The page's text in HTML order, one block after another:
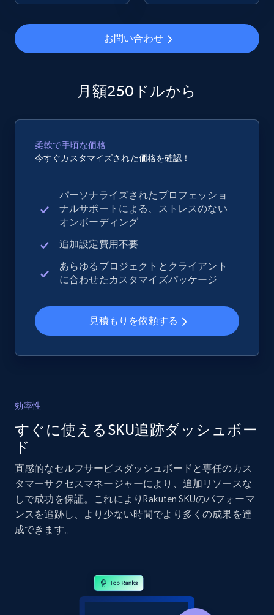
2.4K+ 199+ 今すぐ始める
Google Shopping - collects products from
web using keywords
URL, Product id, Title, Product description,
more.
Home Depot US
URL, Domain, Country code, Model number,
Sku, Product id, Product name, Manufacturer,
and more.
355+ 今すぐ始める
Sku, Product id, Product name, Manufacturer,
and more.
2.1K+ 355+ 今すぐ始める
Home Depot US - Discover products by
Sku, Product id, Product name, Manufacturer,
お問い合わせ
月額250ドルから
柔軟で手頃な価格
今すぐカスタマイズされた価格を確認！
パーソナライズされたプロフェッショ
ナルサポートによる、ストレスのない
オンボーディング
追加設定費用不要
あらゆるプロジェクトとクライアント
に合わせたカスタマイズパッケージ
見積もりを依頼する
効率性
すぐに使えるSKU追跡ダッシュボー
ド
直感的なセルフサービスダッシュボードと専任のカス
タマーサクセスマネージャーにより、追加リソースな
しで成功を保証。これによりRakuten SKUのパフォーマ
ンスを追跡し、より少ない時間でより多くの成果を達
成できます。